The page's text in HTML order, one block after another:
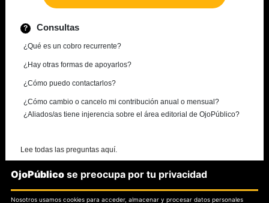
Consultas
¿Qué es un cobro recurrente?
¿Hay otras formas de apoyarlos?
¿Cómo puedo contactarlos?
¿Cómo cambio o cancelo mi contribución anual o mensual?
¿Aliados/as tiene injerencia sobre el área editorial de OjoPúblico?
Lee todas las preguntas aquí.
¿Necesitas más información?
OjoPúblico se preocupa por tu privacidad
Nosotros usamos cookies para acceder, almacenar y procesar datos personales